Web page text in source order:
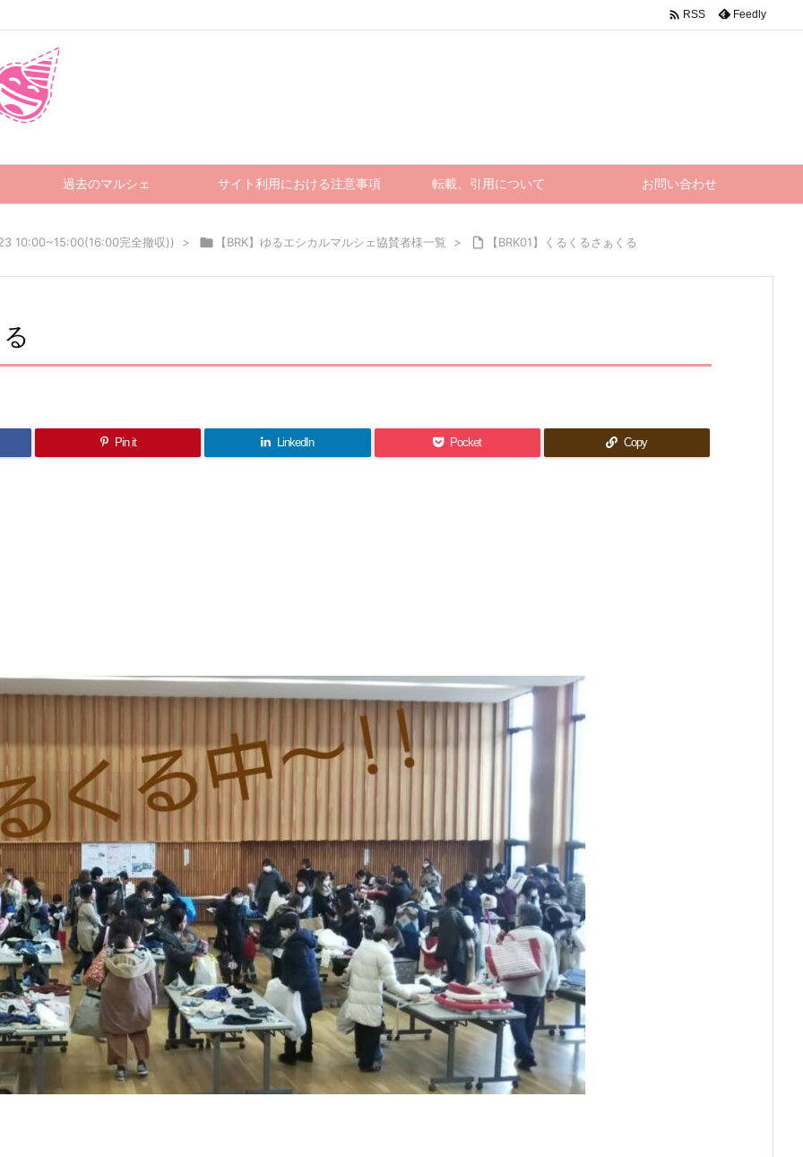
過去のマルシェ サイト利用における注意事項 転載、引用について お問い合わせ
 RSS Feedly
10:00~15:00(16:00完全撤収)) >  【BRK】ゆるエシカルマルシェ協賛者様一覧 >  【BRK01】くるくるさぁくる
Pin it LinkedIn Pocket Copy